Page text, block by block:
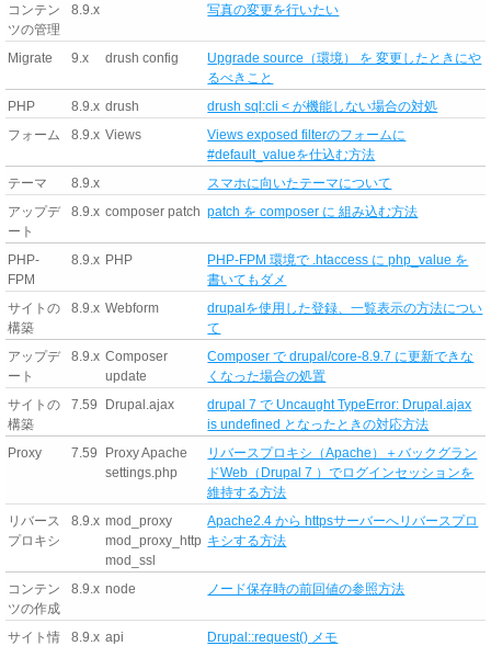
コンテン
ツの管理
8.9.x 写真の変更を行いたい
Migrate 9.x drush config
Upgrade source（環境） を 変更したときにや
るべきこと
PHP
8.9.x drush
drush sql:cli < が機能しない場合の対処
フォーム
8.9.x Views
Views exposed filterのフォームに
#default_valueを仕込む方法
テーマ
8.9.x
スマホに向いたテーマについて
アップデ
ート
8.9.x composer patch patch を composer に 組み込む方法
PHP-
FPM
8.9.x PHP
PHP-FPM 環境で .htaccess に php_value を
書いてもダメ
サイトの
構築
8.9.x Webform
drupalを使用した登録、一覧表示の方法につい
て
アップデ
ート
8.9.x Composer
update
Composer で drupal/core-8.9.7 に更新できな
くなった場合の処置
サイトの
構築
7.59 Drupal.ajax
drupal 7 で Uncaught TypeError: Drupal.ajax
is undefined となったときの対応方法
Proxy
7.59
Proxy Apache
settings.php
リバースプロキシ（Apache）＋バックグラン
ドWeb（Drupal 7 ）でログインセッションを
維持する方法
リバース
プロキシ
8.9.x mod_proxy
mod_proxy_http
mod_ssl
Apache2.4 から httpsサーバーへリバースプロ
キシする方法
コンテン
ツの作成
8.9.x node ノード保存時の前回値の参照方法
サイト情
8.9.x api Drupal::request() メモ